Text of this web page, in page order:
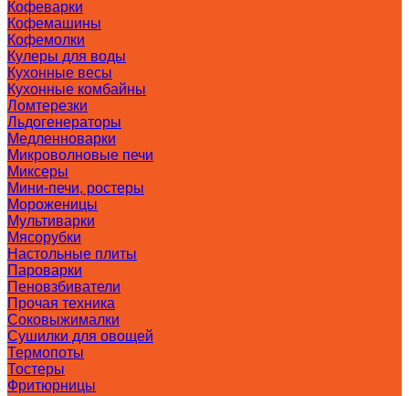
Кофеварки
Кофемашины
Кофемолки
Кулеры для воды
Кухонные весы
Кухонные комбайны
Ломтерезки
Льдогенераторы
Медленноварки
Микроволновые печи
Миксеры
Мини-печи, ростеры
Мороженицы
Мультиварки
Мясорубки
Настольные плиты
Пароварки
Пеновзбиватели
Прочая техника
Соковыжималки
Сушилки для овощей
Термопоты
Тостеры
Фритюрницы